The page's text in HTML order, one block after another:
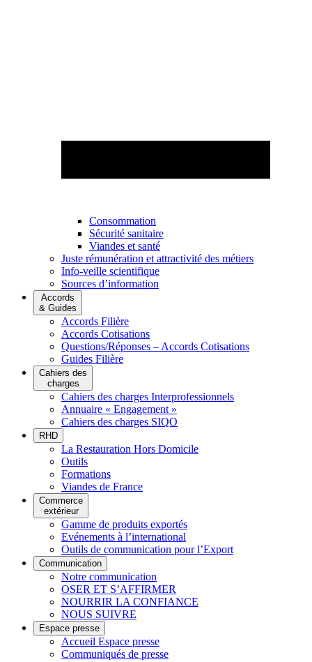
Consommation
Sécurité sanitaire
Viandes et santé
Juste rémunération et attractivité des métiers
Info-veille scientifique
Sources d’information
Accords
& Guides
Accords Filière
Accords Cotisations
Questions/Réponses – Accords Cotisations
Guides Filière
Cahiers des
charges
Cahiers des charges Interprofessionnels
Annuaire « Engagement »
Cahiers des charges SIQO
RHD
La Restauration Hors Domicile
Outils
Formations
Viandes de France
Commerce
extérieur
Gamme de produits exportés
Evénements à l’international
Outils de communication pour l’Export
Communication
Notre communication
OSER ET S’AFFIRMER
NOURRIR LA CONFIANCE
NOUS SUIVRE
Espace presse
Accueil Espace presse
Communiqués de presse